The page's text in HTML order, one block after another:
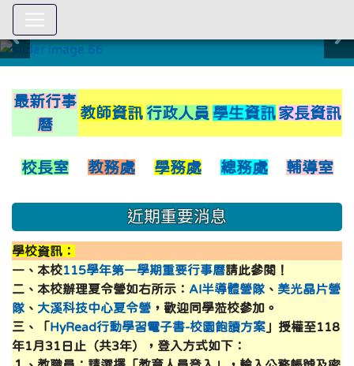
最新行事
曆
教師資訊 行政人員 學生資訊 家長資訊
校長室 教務處 學務處 總務處 輔導室
近期重要消息
學校資訊：
一、本校115學年第一學期重要行事曆請此參閱！
二、本校辦理夏令營如右所示： AI半導體營隊 、 美光晶片營
隊 、 大溪科技中心夏令營 ，歡迎同學蒞校參加。
三、「HyRead行動學習電子書-校園飽讀方案 」授權至118
年1月31日止（共3年），登入方式如下：